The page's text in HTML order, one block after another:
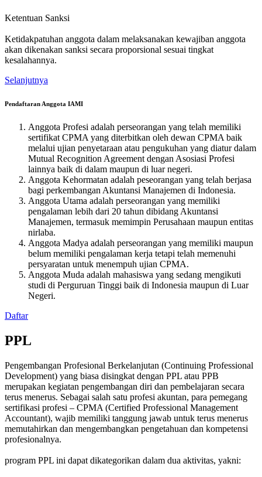
Ketentuan Sanksi
Ketidakpatuhan anggota dalam melaksanakan kewajiban anggota
akan dikenakan sanksi secara proporsional sesuai tingkat
kesalahannya.
Selanjutnya
Pendaftaran Anggota IAMI
Anggota Profesi adalah perseorangan yang telah memiliki
sertifikat CPMA yang diterbitkan oleh dewan CPMA baik
melalui ujian penyetaraan atau pengukuhan yang diatur dalam
Mutual Recognition Agreement dengan Asosiasi Profesi
lainnya baik di dalam maupun di luar negeri.
Anggota Kehormatan adalah peseorangan yang telah berjasa
bagi perkembangan Akuntansi Manajemen di Indonesia.
Anggota Utama adalah perseorangan yang memiliki
pengalaman lebih dari 20 tahun dibidang Akuntansi
Manajemen, termasuk memimpin Perusahaan maupun entitas
nirlaba.
Anggota Madya adalah perseorangan yang memiliki maupun
belum memiliki pengalaman kerja tetapi telah memenuhi
persyaratan untuk menempuh ujian CPMA.
Anggota Muda adalah mahasiswa yang sedang mengikuti
studi di Perguruan Tinggi baik di Indonesia maupun di Luar
Negeri.
Daftar
PPL
Pengembangan Profesional Berkelanjutan (Continuing Professional
Development) yang biasa disingkat dengan PPL atau PPB
merupakan kegiatan pengembangan diri dan pembelajaran secara
terus menerus. Sebagai salah satu profesi akuntan, para pemegang
sertifikasi profesi – CPMA (Certified Professional Management
Accountant), wajib memiliki tanggung jawab untuk terus menerus
memutahirkan dan mengembangkan pengetahuan dan kompetensi
profesionalnya.
program PPL ini dapat dikategorikan dalam dua aktivitas, yakni: